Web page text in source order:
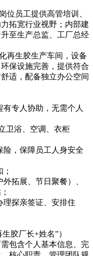
位员工提供高管培训、
拓宽行业视野；内部建
至生产总监、工厂总经
再生胶生产车间，设备
保设施完善，提供符合
适，配备独立办公空间
专人协助，无需个人
卫浴、空调、衣柜
险，保障员工人身安全
拓展、节日聚餐）、
理探亲签证、安排住
胶厂长+姓名”）
包含个人基本信息、完